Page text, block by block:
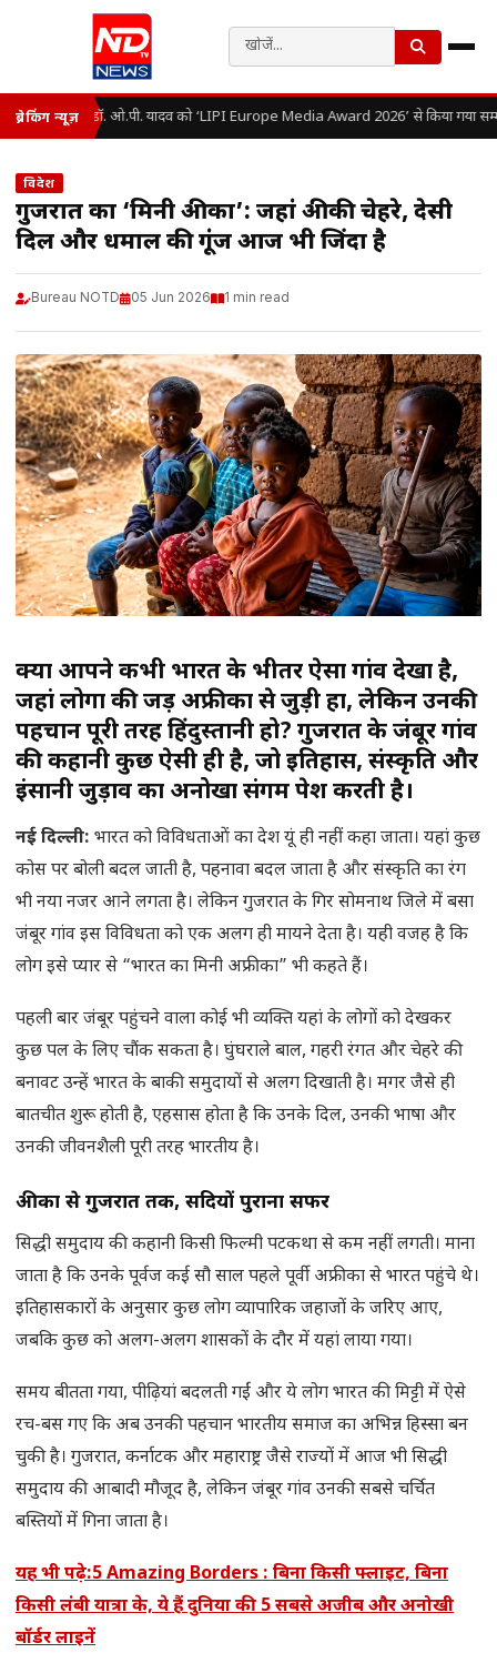
ब्रेकिंग न्यूज़ डॉ. ओ.पी. यादव को ‘LIPI Europe Media Award 2026’ से किया गया
विदेश
गुजरात का ‘मिनी अफ्रीका’: जहां अफ्रीकी चेहरे, देसी
दिल और धमाल की गूंज आज भी जिंदा है
Bureau NOTD 05 Jun 2026 1 min read
क्या आपने कभी भारत के भीतर ऐसा गांव देखा है,
जहां लोगों की जड़ें अफ्रीका से जुड़ी हों, लेकिन उनकी
पहचान पूरी तरह हिंदुस्तानी हो? गुजरात के जंबूर गांव
की कहानी कुछ ऐसी ही है, जो इतिहास, संस्कृति और
इंसानी जुड़ाव का अनोखा संगम पेश करती है।
नई दिल्ली: भारत को विविधताओं का देश यूं ही नहीं कहा जाता। यहां कुछ
कोस पर बोली बदल जाती है, पहनावा बदल जाता है और संस्कृति का रंग
भी नया नजर आने लगता है। लेकिन गुजरात के गिर सोमनाथ जिले में बसा
जंबूर गांव इस विविधता को एक अलग ही मायने देता है। यही वजह है कि
लोग इसे प्यार से “भारत का मिनी अफ्रीका” भी कहते हैं।
पहली बार जंबूर पहुंचने वाला कोई भी व्यक्ति यहां के लोगों को देखकर
कुछ पल के लिए चौंक सकता है। घुंघराले बाल, गहरी रंगत और चेहरे की
बनावट उन्हें भारत के बाकी समुदायों से अलग दिखाती है। मगर जैसे ही
बातचीत शुरू होती है, एहसास होता है कि उनके दिल, उनकी भाषा और
उनकी जीवनशैली पूरी तरह भारतीय है।
अफ्रीका से गुजरात तक, सदियों पुराना सफर
सिद्धी समुदाय की कहानी किसी फिल्मी पटकथा से कम नहीं लगती। माना
जाता है कि उनके पूर्वज कई सौ साल पहले पूर्वी अफ्रीका से भारत पहुंचे थे।
इतिहासकारों के अनुसार कुछ लोग व्यापारिक जहाजों के जरिए आए,
जबकि कुछ को अलग-अलग शासकों के दौर में यहां लाया गया।
समय बीतता गया, पीढ़ियां बदलती गईं और ये लोग भारत की मिट्टी में ऐसे
रच-बस गए कि अब उनकी पहचान भारतीय समाज का अभिन्न हिस्सा बन
चुकी है। गुजरात, कर्नाटक और महाराष्ट्र जैसे राज्यों में आज भी सिद्धी
समुदाय की आबादी मौजूद है, लेकिन जंबूर गांव उनकी सबसे चर्चित
बस्तियों में गिना जाता है।
यह भी पढ़े:5 Amazing Borders : बिना किसी फ्लाइट, बिना
किसी लंबी यात्रा के, ये हैं दुनिया की 5 सबसे अजीब और अनोखी
बॉर्डर लाइनें